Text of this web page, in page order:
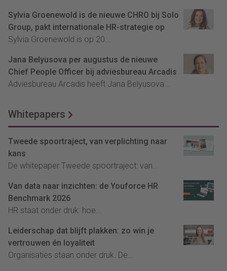
Sylvia Groenewold is de nieuwe CHRO bij Solo
Group, pakt internationale HR-strategie op
Sylvia Groenewold is op 20...
Jana Belyusova per augustus de nieuwe
Chief People Officer bij adviesbureau Arcadis
Adviesbureau Arcadis heeft Jana Belyusova...
Whitepapers
Tweede spoortraject, van verplichting naar
kans
De whitepaper Tweede spoortraject: van...
Van data naar inzichten: de Youforce HR
Benchmark 2026
HR staat onder druk: hoe...
Leiderschap dat blijft plakken: zo win je
vertrouwen én loyaliteit
Organisaties staan onder druk. De...